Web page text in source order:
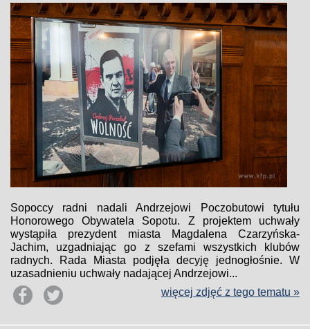
Sopoccy radni nadali Andrzejowi Poczobutowi tytułu
Honorowego Obywatela Sopotu. Z projektem uchwały
wystąpiła prezydent miasta Magdalena Czarzyńska-
Jachim, uzgadniając go z szefami wszystkich klubów
radnych. Rada Miasta podjęła decyję jednogłośnie. W
uzasadnieniu uchwały nadającej Andrzejowi...
więcej zdjęć z tego tematu »